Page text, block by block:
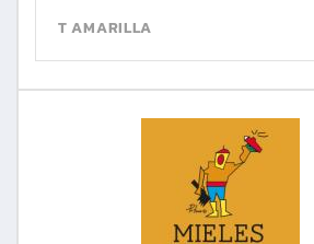
T AMARILLA